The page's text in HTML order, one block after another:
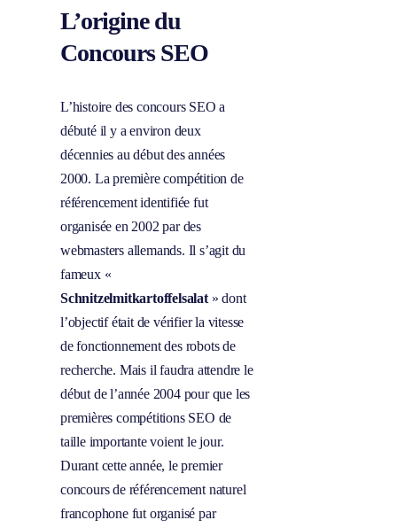
L’origine du
Concours SEO
L’histoire des concours SEO a
débuté il y a environ deux
décennies au début des années
2000. La première compétition de
référencement identifiée fut
organisée en 2002 par des
webmasters allemands. Il s’agit du
fameux «
Schnitzelmitkartoffelsalat» dont
l’objectif était de vérifier la vitesse
de fonctionnement des robots de
recherche. Mais il faudra attendre le
début de l’année 2004 pour que les
premières compétitions SEO de
taille importante voient le jour.
Durant cette année, le premier
concours de référencement naturel
francophone fut organisé par